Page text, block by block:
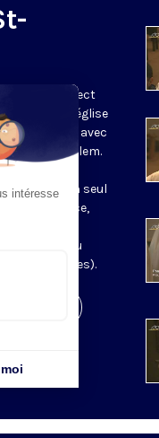
diffuse en direct
direct de l’église
(Paris 4e), avec
de Jérusalem.
en
et en un seul
de Tierce,
de
l’office du
soir (Vêpres).